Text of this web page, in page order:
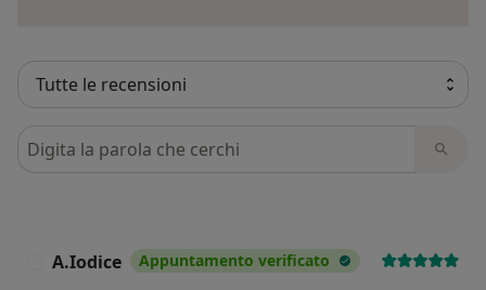
Cerca nelle recensioni
A.Iodice Appuntamento verificato